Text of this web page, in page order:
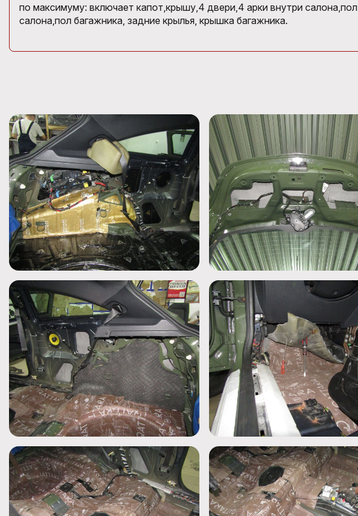
по максимуму: включает капот,крышу,4 двери,4 арки внутри салона,пол
салона,пол багажника, задние крылья, крышка багажника.